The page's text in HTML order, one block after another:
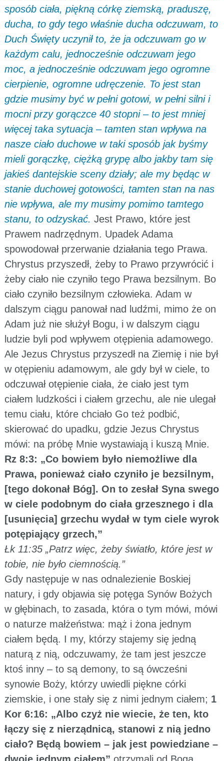
sposób ciała, piękną córkę ziemską, praduszę,
ducha, to gdy tego właśnie ducha odczuwam, to
Duch Święty uczynił to, że ja odczuwam go w
każdym calu, jednocześnie odczuwam jego
moc, a jednocześnie odczuwam jego ogromne
cierpienie, ogromne udręczenie. To jest stan
gdzie musimy być w pełni gotowi, w pełni silni i
mocni przy gorączce 40 stopni – to jest mniej
więcej taka sytuacja – tamten stan wpływa na
nasze ciało duchowe w taki sposób jak byśmy
mieli gorączkę, ciężką grypę albo jakby tam się
jakieś dantejskie sceny działy; ale my będąc w
stanie duchowej gotowości, tamten stan na nas
nie wpływa, ale my musimy pomimo tamtego
stanu, to odzyskać. Jest Prawo, które jest
Prawem nadrzędnym. Upadek Adama
spowodował przerwanie działania tego Prawa.
Chrystus przyszedł, żeby to Prawo przywrócić i
żeby ciało nie czyniło tego Prawa bezsilnym. Bo
ciało czyniło bezsilnym człowieka. Adam w
dalszym ciągu panował nad ludźmi, mimo że on
Adam już nie służył Bogu, i w dalszym ciągu
ludzie byli pod wpływem otępienia adamowego.
Ale Jezus Chrystus przyszedł na Ziemię i nie był
w otępieniu adamowym, ale gdy był w ciele, to
odczuwał otępienie ciała, że ciało jest tym
ciałem ludzkości i ciałem grzechu, ale nie ulegał
temu ciału, które chciało Go też podbić,
skierować do upadku, gdzie Jezus Chrystus
mówi: na próbę Mnie wystawiają i kuszą Mnie.
Rz 8:3: „Co bowiem było niemożliwe dla
Prawa, ponieważ ciało czyniło je bezsilnym,
[tego dokonał Bóg]. On to zesłał Syna swego
w ciele podobnym do ciała grzesznego i dla
[usunięcia] grzechu wydał w tym ciele wyrok
potępiający grzech,”
Łk 11:35 „Patrz więc, żeby światło, które jest w
tobie, nie było ciemnością.”
Gdy następuje w nas odnalezienie Boskiej
natury, i gdy objawia się potęga Synów Bożych
w głębinach, to zasada, która o tym mówi, mówi
o naturze małżeństwa: mąż i żona jednym
ciałem będą. I my, którzy stajemy się jedną
naturą z nią, odczuwamy, że tam jest jeszcze
ktoś inny – to są demony, to są ówcześni
synowie Boży, którzy uwiedli piękne córki
ziemskie, i one stały się z nimi jednym ciałem; 1
Kor 6:16: „Albo czyż nie wiecie, że ten, kto
łączy się z nierządnicą, stanowi z nią jedno
ciało? Będą bowiem – jak jest powiedziane –